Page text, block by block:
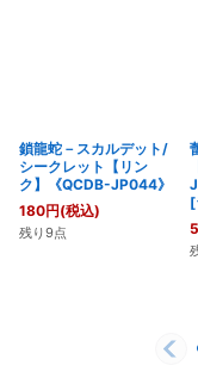
鎖龍蛇－スカルデット/
シークレット【リン
ク】《QCDB-JP044》
180円(税込)
残り9点
[